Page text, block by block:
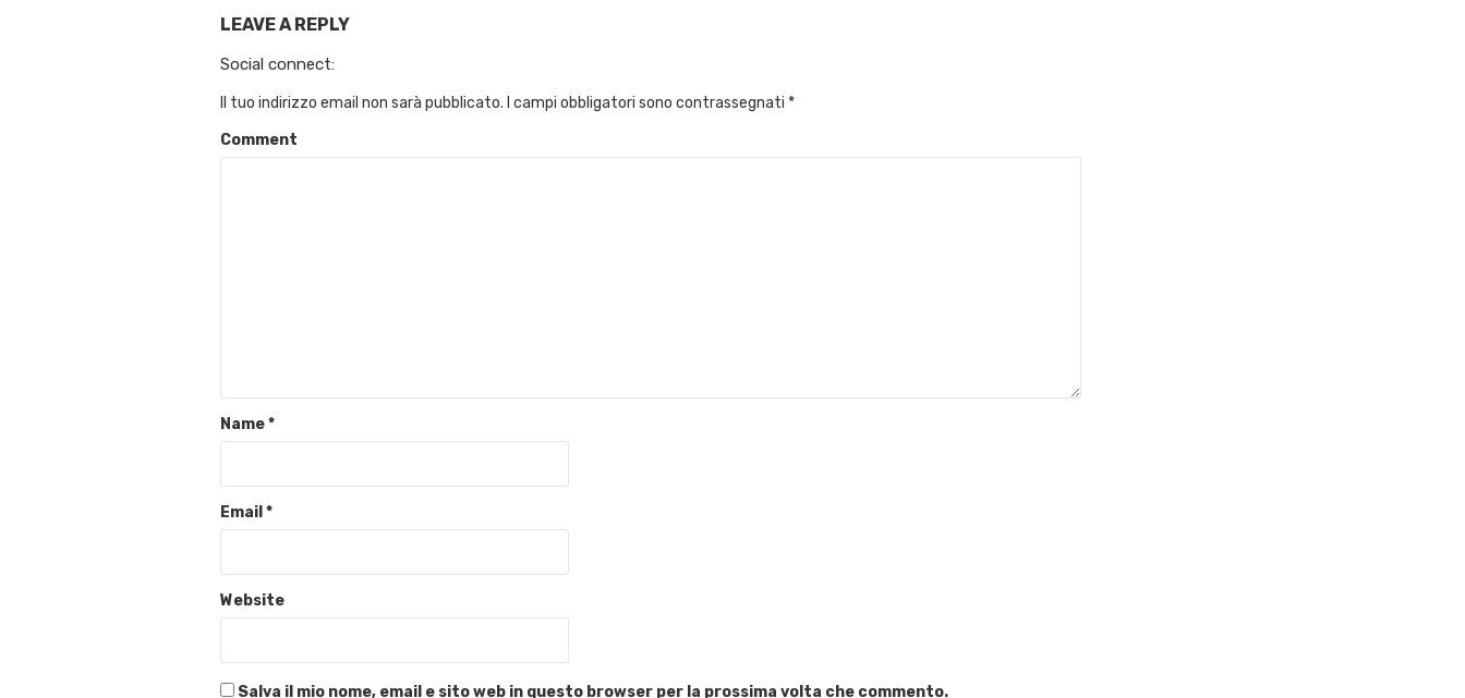
LEAVE A REPLY
Social connect:
Il tuo indirizzo email non sarà pubblicato. I campi obbligatori sono contrassegnati *
Comment
Name*
Email *
Website
Salva il mio nome, email e sito web in questo browser per la prossima volta che commento.